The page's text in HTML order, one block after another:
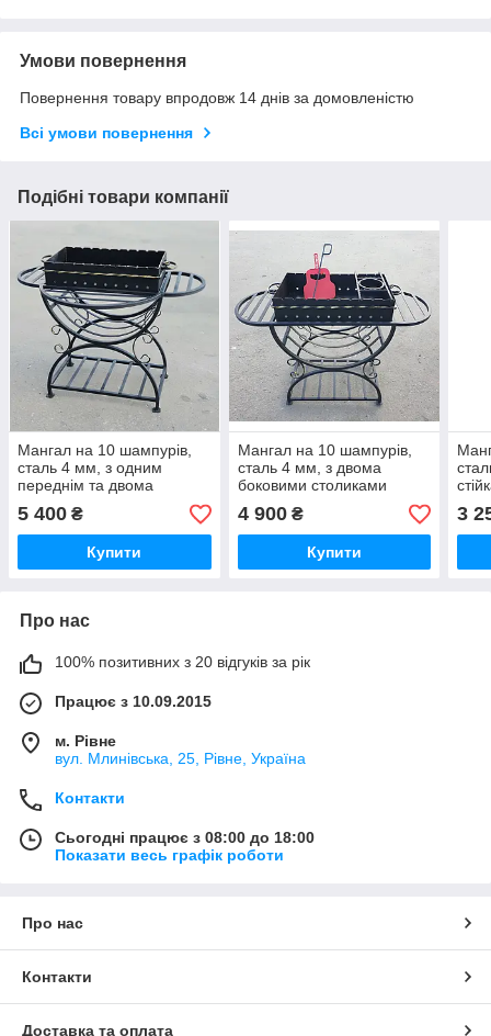
Умови повернення
Повернення товару впродовж 14 днів за домовленістю
Всі умови повернення
Подібні товари компанії
Мангал на 10 шампурів,
сталь 4 мм, з одним
переднім та двома
боковими столиками
(жаровня + стійка
радіусна)
5 400 ₴
Купити
Мангал на 10 шампурів,
сталь 4 мм, з двома
боковими столиками
(жаровня + стійка
радіусна)
4 900₴
Купити
3
Про нас
100% позитивних з 20 відгуків за рік
Працює з 10.09.2015
м. Рівне
вул. Млинівська, 25, Рівне, Україна
Контакти
Сьогодні працює з 08:00 до 18:00
Показати весь графік роботи
Про нас
Контакти
Доставка та оплата